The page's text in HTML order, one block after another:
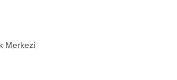
Merkezi